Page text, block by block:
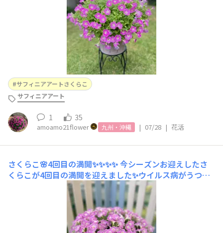
サフィニアアートさくらこ
サフィニアアート
1 35
amoamo21flower 九州・沖縄 | 07/28 | 花活
さくらこ🌸4回目の満開✨✨✨✨今シーズンお迎えしたさ
くらこが4回目の満開を迎えました✨ウイルス病がうつっ
てるかもしれないので隔離して育てていました🪴咲いてき
たお花を見るまではドキドキでした💦無事に4回目の満開
を迎えることができて嬉しいです😍❤️